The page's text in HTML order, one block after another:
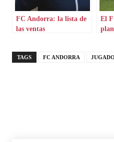
FC Andorra: la lista de
las ventas
El
TAGS FC ANDORRA